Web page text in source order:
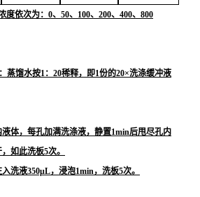
度依次为：0、50、100、200、400、800
蒸馏水按1：20稀释，即1份的20×洗涤缓冲液
体，每孔加满洗涤液，静置1min后甩尽孔内
如此洗板5次。
洗液350μL，浸泡1min，洗板5次。